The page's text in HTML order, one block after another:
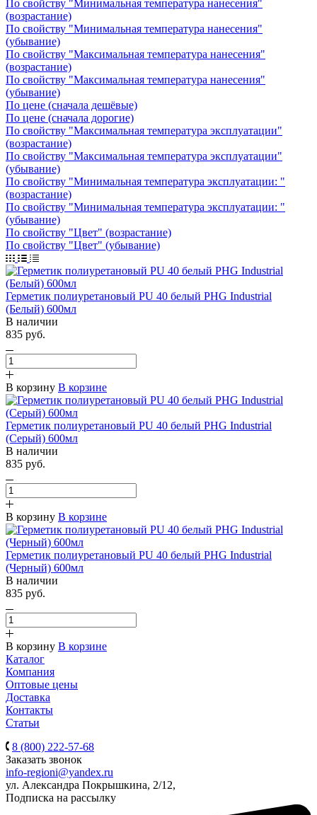
По свойству "Минимальная температура нанесения"
(возрастание)
По свойству "Минимальная температура нанесения"
(убывание)
По свойству "Максимальная температура нанесения"
(возрастание)
По свойству "Максимальная температура нанесения"
(убывание)
По цене (сначала дешёвые)
По цене (сначала дорогие)
По свойству "Максимальная температура эксплуатации"
(возрастание)
По свойству "Максимальная температура эксплуатации"
(убывание)
По свойству "Минимальная температура эксплуатации: "
(возрастание)
По свойству "Минимальная температура эксплуатации: "
(убывание)
По свойству "Цвет" (возрастание)
По свойству "Цвет" (убывание)
Герметик полиуретановый PU 40 белый PHG Industrial
(Белый) 600мл
В наличии
835 руб.
В корзину В корзине
Герметик полиуретановый PU 40 белый PHG Industrial
(Серый) 600мл
В наличии
835 руб.
В корзину В корзине
Герметик полиуретановый PU 40 белый PHG Industrial
(Черный) 600мл
В наличии
835 руб.
В корзину В корзине
Каталог
Компания
Оптовые цены
Доставка
Контакты
Статьи
8 (800) 222-57-68
Заказать звонок
info-regioni@yandex.ru
ул. Александра Покрышкина, 2/12,
Подписка на рассылку